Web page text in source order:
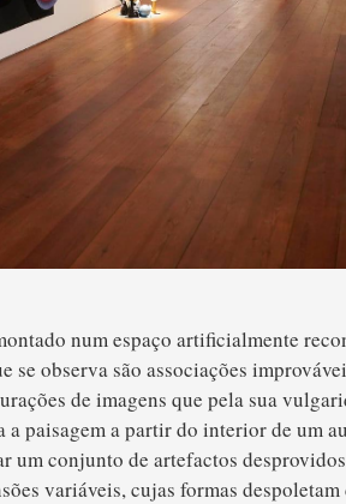
num espaço artificialmente
se observa são associações
de imagens que pela sua
paisagem a partir do interior de um
um conjunto de artefactos
variáveis, cujas formas